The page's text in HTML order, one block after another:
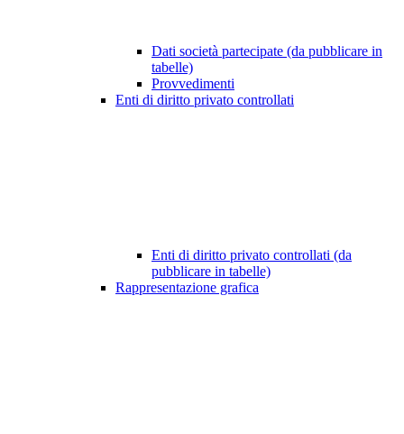
Dati società partecipate (da pubblicare in
tabelle)
Provvedimenti
Enti di diritto privato controllati
Enti di diritto privato controllati (da
pubblicare in tabelle)
Rappresentazione grafica